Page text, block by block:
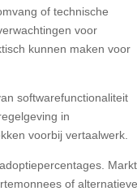
of technische
voor
kunnen maken voor
softwarefunctionaliteit
in
voorbij vertaalwerk.
of alternatieve